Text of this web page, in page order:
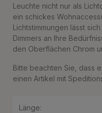
Leuchte nicht nur als
ein schickes
Lichtstimmungen lässt
Dimmers an Ihre
den Oberflächen Chrom
Bitte beachten Sie, dass
einen Artikel mit
Länge: